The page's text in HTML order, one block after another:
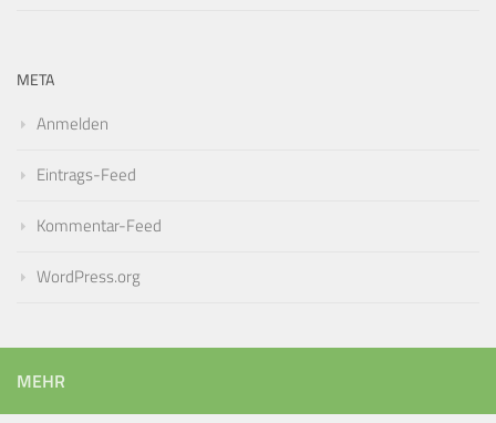
META
Anmelden
Eintrags-Feed
Kommentar-Feed
WordPress.org
MEHR